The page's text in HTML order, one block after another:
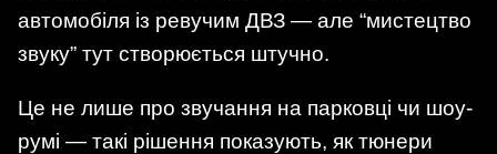
автомобіля із ревучим ДВЗ — але “мистецтво
звуку” тут створюється штучно.
Це не лише про звучання на парковці чи шоу-
румі — такі рішення показують, як тюнери